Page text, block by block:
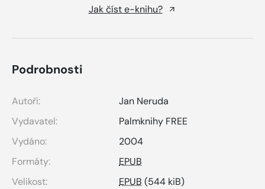
Jak číst e-knihu?
Podrobnosti
Autoři:
Jan Neruda
Vydavatel:
Palmknihy FREE
Vydáno:
2004
Formáty:
EPUB
Velikost:
EPUB (544 kiB)